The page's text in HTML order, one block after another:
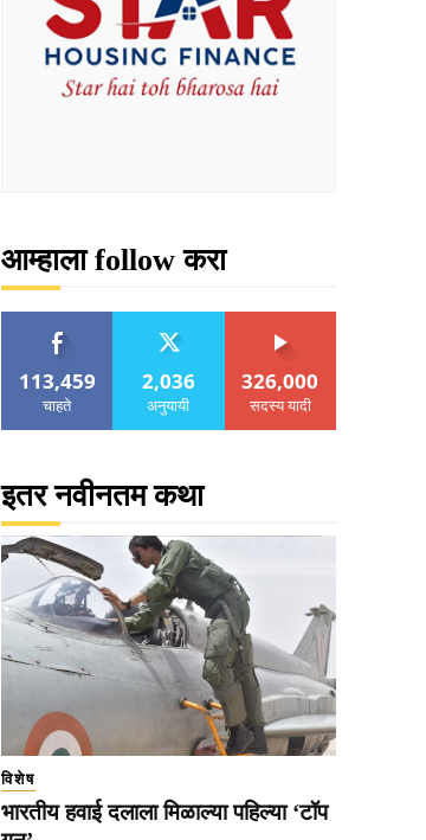
आम्हाला follow करा
113,459
चाहते
2,036
अनुयायी
326,000
सदस्य यादी
इतर नवीनतम कथा
विशेष
भारतीय हवाई दलाला मिळाल्या पहिल्या ‘टॉप